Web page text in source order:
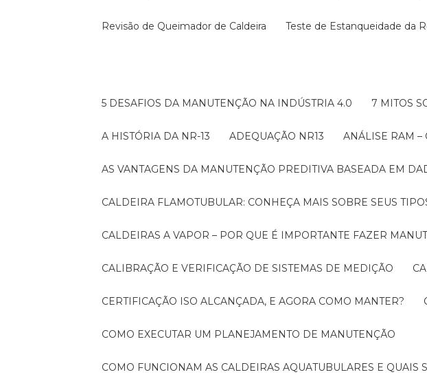
Revisão de Queimador de Caldeira Teste de Estanqueidade da
5 DESAFIOS DA MANUTENÇÃO NA INDÚSTRIA 4.0 7 MITOS
A HISTÓRIA DA NR-13 ADEQUAÇÃO NR13 ANÁLISE RAM
AS VANTAGENS DA MANUTENÇÃO PREDITIVA BASEADA EM
CALDEIRA FLAMOTUBULAR: CONHEÇA MAIS SOBRE SEUS
CALDEIRAS A VAPOR – POR QUE É IMPORTANTE FAZER
CALIBRAÇÃO E VERIFICAÇÃO DE SISTEMAS DE MEDIÇÃO
CERTIFICAÇÃO ISO ALCANÇADA, E AGORA COMO MANTER?
COMO EXECUTAR UM PLANEJAMENTO DE MANUTENÇÃO
COMO FUNCIONAM AS CALDEIRAS AQUATUBULARES E QUAIS